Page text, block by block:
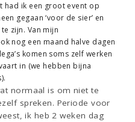
had ik een groot event op
gegaan ‘voor de sier’ en
zijn. Van mijn
nog een maand halve dagen
komen soms zelf werken
in (we hebben bijna
normaal is om niet te
spreken. Periode voor
ik heb 2 weken dag